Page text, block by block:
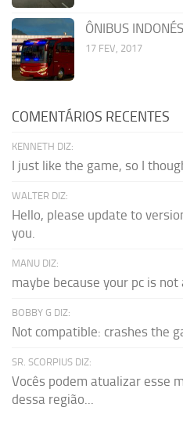
ÔNIBUS
17 FEV, 2017
COMENTÁRIOS RECENTES
KENNETH DIZ:
I just like the game, so I
WALTER DIZ:
Hello, please update to
you.
MANU DIZ:
maybe because your pc is not
BOBBY G DIZ:
Not compatible: crashes the
SR. SCORPIUS DIZ:
Vocês podem atualizar esse
dessa região...